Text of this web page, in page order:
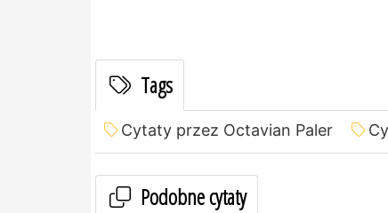
Tags
Cytaty przez Octavian Paler
Podobne cytaty